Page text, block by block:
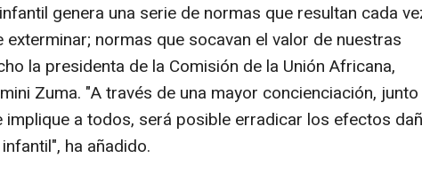
genera una serie de normas que resultan cada
normas que socavan el valor de nuestras
la presidenta de la Comisión de la Unión Africana,
Zuma. "A través de una mayor concienciación,
implique a todos, será posible erradicar los efectos
ha añadido.